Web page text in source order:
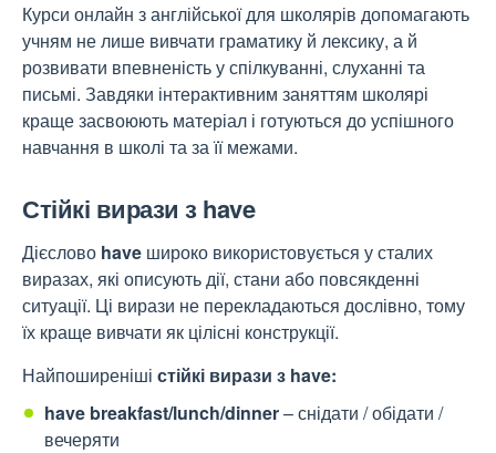
Курси онлайн з англійської для школярів допомагають
учням не лише вивчати граматику й лексику, а й
розвивати впевненість у спілкуванні, слуханні та
письмі. Завдяки інтерактивним заняттям школярі
краще засвоюють матеріал і готуються до успішного
навчання в школі та за її межами.
Стійкі вирази з have
Дієслово have широко використовується у сталих
виразах, які описують дії, стани або повсякденні
ситуації. Ці вирази не перекладаються дослівно, тому
їх краще вивчати як цілісні конструкції.
Найпоширеніші стійкі вирази з have:
have breakfast/lunch/dinner– снідати / обідати /
вечеряти